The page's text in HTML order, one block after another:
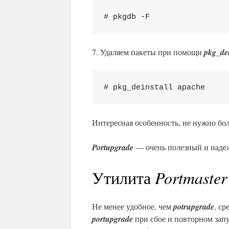
# pkgdb -F
7. Удаляем пакеты при помощи
# pkg_deinstall apache
Интересная особенность, не нужно
Portupgrade— очень полезный и
УтилитаPortmaster
Не менее удобное, чемpotrupgrade,
portupgradeпри сбое и повторном